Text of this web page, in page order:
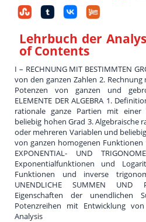
Lehrbuch der
of Contents
I – RECHNUNG MIT BESTIMMTEN
von den ganzen Zahlen 2.
Potenzen von ganzen und
ELEMENTE DER ALGEBRA 1.
rationale ganze Partien mit einer
beliebig hohen Grad 3. Algebraische
oder mehreren Variablen und
von ganzen homogenen
EXPONENTIAL- UND
Exponentialfunktionen und
Funktionen und inverse
UNENDLICHE SUMMEN UND
Eigenschaften der unendlichen
Potenzreihen mit Entwicklung
Analysis